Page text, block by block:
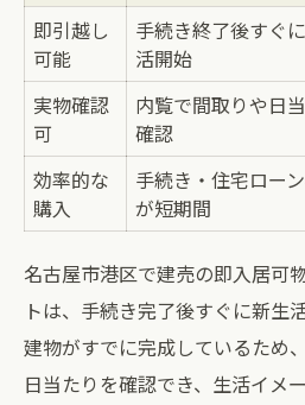
建売選びで失敗しな
名古屋市港区で新生
家族構成に合わせた建
建売ならではの即入
即入居可建売で実現する
即入居可建売で叶う
建売で始まる家族の
即引越し
可能
手続き終了後すぐ
活開始
実物確認
可
内覧で間取りや日
確認
効率的な
購入
手続き・住宅ロー
が短期間
名古屋市港区で建売の即入居可
トは、手続き完了後すぐに新生
建物がすでに完成しているため
日当たりを確認でき、生活イメ